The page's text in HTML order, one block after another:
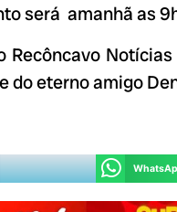
será amanhã as
Recôncavo
do eterno amigo